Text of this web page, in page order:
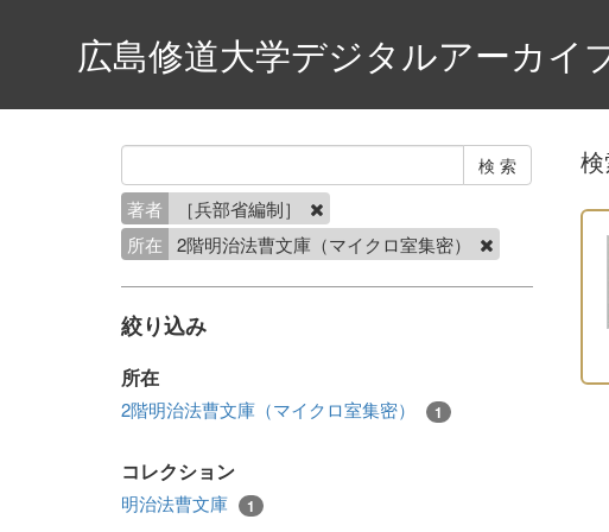
広島修道大学デジタルアーカイ
著者
［兵部省編制］
所在
2階明治法曹文庫（マイクロ室集密）
絞り込み
所在
2階明治法曹文庫（マイクロ室集密） 1
コレクション
明治法曹文庫 1